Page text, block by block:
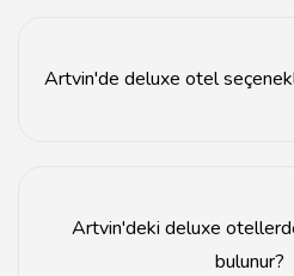
Artvin'de deluxe otel
Artvin'deki deluxe
bulunur?